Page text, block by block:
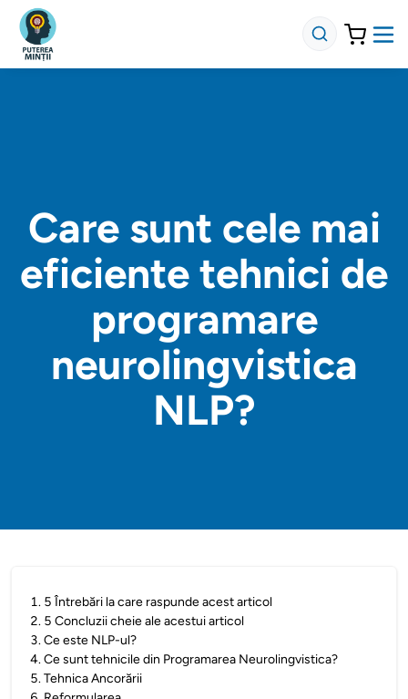
Care sunt cele mai
eficiente tehnici de
programare
neurolingvistica
NLP?
1. 5 Întrebări la care raspunde acest articol
2. 5 Concluzii cheie ale acestui articol
3.Ce este NLP-ul?
4.Ce sunt tehnicile din Programarea Neurolingvistica?
5.Tehnica Ancorării